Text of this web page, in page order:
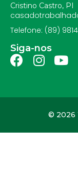
Cristino Castro, PI
Telefone: (89)
Siga-nos
© 2026